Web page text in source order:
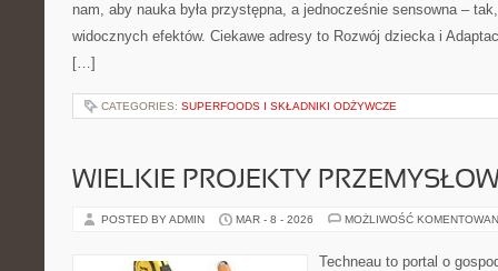
nam, aby nauka była przystępna, a jednocześnie sensowna –
widocznych efektów. Ciekawe adresy to Rozwój dziecka i
[…]
CATEGORIES: SUPERFOODS I SKŁADNIKI ODŻYWCZE
WIELKIE PROJEKTY
POSTED BY ADMIN MAR - 8 - 2026 MOŻLIWOŚĆ
Techneau to portal o